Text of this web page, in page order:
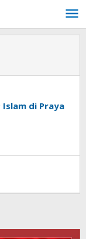
Islam di Praya